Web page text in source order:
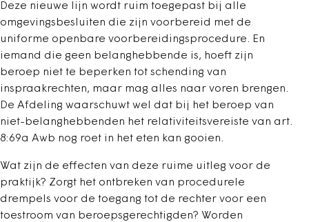
Deze nieuwe lijn wordt ruim toegepast bij alle
omgevingsbesluiten die zijn voorbereid met de
uniforme openbare voorbereidingsprocedure. En
iemand die geen belanghebbende is, hoeft zijn
beroep niet te beperken tot schending van
inspraakrechten, maar mag alles naar voren brengen.
De Afdeling waarschuwt wel dat bij het beroep van
niet-belanghebbenden het relativiteitsvereiste van art.
8:69a Awb nog roet in het eten kan gooien.
Wat zijn de effecten van deze ruime uitleg voor de
praktijk? Zorgt het ontbreken van procedurele
drempels voor de toegang tot de rechter voor een
toestroom van beroepsgerechtigden? Worden